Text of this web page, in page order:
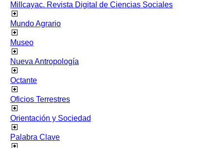
Millcayac. Revista Digital de Ciencias Sociales
Mundo Agrario
Museo
Nueva Antropología
Octante
Oficios Terrestres
Orientación y Sociedad
Palabra Clave